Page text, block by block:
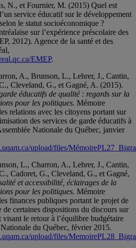
N., et Fournier, M. (2015) Quel est
service éducatif sur le développement
le statut socioéconomique ?
sur l’expérience préscolaire des
2012). Agence de la santé et des
EMEP.
A., Brunson, L., Lehrer, J., Cantin,
Cleveland, G., et Gagné, A. (2015).
éducatifs de qualité : regards sur la
pour les politiques. Mémoire
relations avec les citoyens portant sur
des services de garde éducatifs à
Nationale du Québec, janvier
upload/files/
L., Charron, A., Lehrer, J., Cantin,
Cadoret, G., Cleveland, G., et Gagné,
et accessibilité, éclairages de la
pour les politiques. Mémoire
finances publiques portant le projet de
certaines dispositions du discours sur
le retour à l’équilibre budgétaire
du Québec, février 2015.
upload/files/